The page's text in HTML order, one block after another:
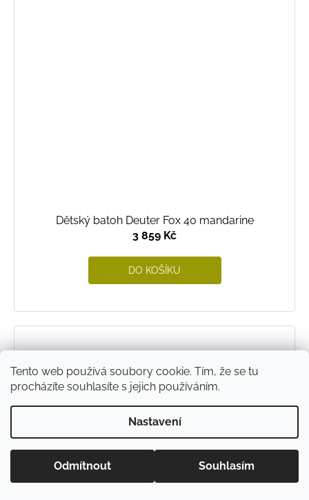
Tento web používá soubory cookie. Tím, že se tu
procházíte souhlasíte s jejich používáním.
Nastavení
Odmítnout Souhlasím
Dětský batoh Deuter Fox 40 mandarine
3 859 Kč
DO KOŠÍKU